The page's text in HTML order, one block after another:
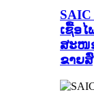
ເຊື້ອ
ສະໜ
ຂາຍ